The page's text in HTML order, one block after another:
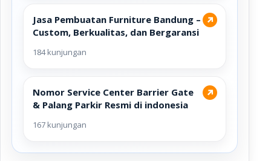
↗
Jasa Pembuatan Furniture Bandung –
Custom, Berkualitas, dan Bergaransi
184 kunjungan
↗
Nomor Service Center Barrier Gate
& Palang Parkir Resmi di indonesia
167 kunjungan